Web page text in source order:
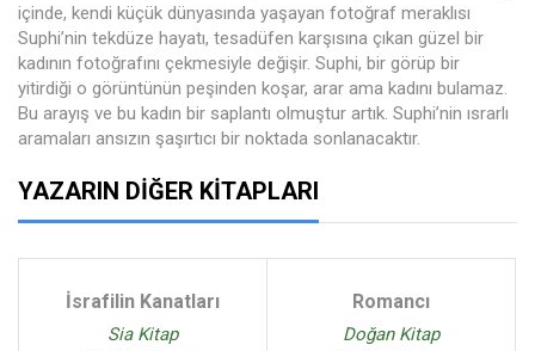
içinde, kendi küçük dünyasında yaşayan fotoğraf meraklısı
Suphi’nin tekdüze hayatı, tesadüfen karşısına çıkan güzel bir
kadının fotoğrafını çekmesiyle değişir. Suphi, bir görüp bir
yitirdiği o görüntünün peşinden koşar, arar ama kadını bulamaz.
Bu arayış ve bu kadın bir saplantı olmuştur artık. Suphi’nin ısrarlı
aramaları ansızın şaşırtıcı bir noktada sonlanacaktır.
YAZARIN DIĞER KITAPLARI
İsrafilin Kanatları
Sia Kitap
Romancı
Doğan Kitap